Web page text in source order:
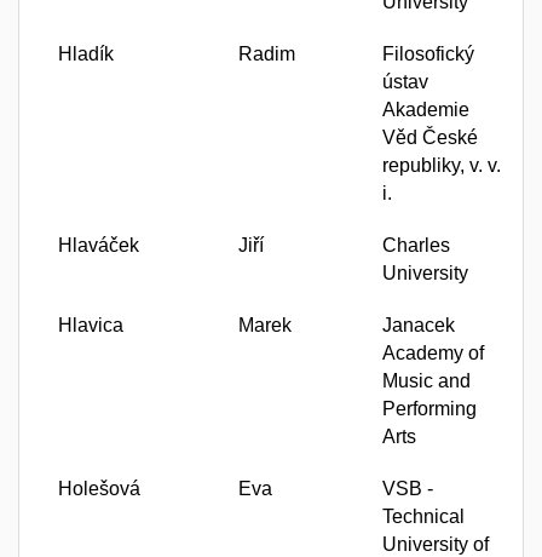
Hladík Radim
Filosofický
ústav
Akademie
Věd České
republiky, v. v.
i.
Hlaváček Jiří
Charles
University
Hlavica Marek
Janacek
Academy of
Music and
Performing
Arts
Holešová Eva
VSB -
Technical
University of